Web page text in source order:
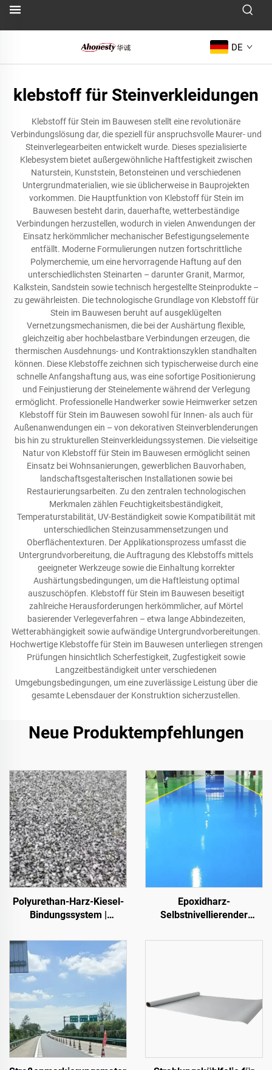
DE
klebstoff für Steinverkleidungen
Klebstoff für Stein im Bauwesen stellt eine revolutionäre
Verbindungslösung dar, die speziell für anspruchsvolle Maurer- und
Steinverlegearbeiten entwickelt wurde. Dieses spezialisierte
Klebesystem bietet außergewöhnliche Haftfestigkeit zwischen
Naturstein, Kunststein, Betonsteinen und verschiedenen
Untergrundmaterialien, wie sie üblicherweise in Bauprojekten
vorkommen. Die Hauptfunktion von Klebstoff für Stein im
Bauwesen besteht darin, dauerhafte, wetterbeständige
Verbindungen herzustellen, wodurch in vielen Anwendungen der
Einsatz herkömmlicher mechanischer Befestigungselemente
entfällt. Moderne Formulierungen nutzen fortschrittliche
Polymerchemie, um eine hervorragende Haftung auf den
unterschiedlichsten Steinarten – darunter Granit, Marmor,
Kalkstein, Sandstein sowie technisch hergestellte Steinprodukte –
zu gewährleisten. Die technologische Grundlage von Klebstoff für
Stein im Bauwesen beruht auf ausgeklügelten
Vernetzungsmechanismen, die bei der Aushärtung flexible,
gleichzeitig aber hochbelastbare Verbindungen erzeugen, die
thermischen Ausdehnungs- und Kontraktionszyklen standhalten
können. Diese Klebstoffe zeichnen sich typischerweise durch eine
schnelle Anfangshaftung aus, was eine sofortige Positionierung
und Feinjustierung der Steinelemente während der Verlegung
ermöglicht. Professionelle Handwerker sowie Heimwerker setzen
Klebstoff für Stein im Bauwesen sowohl für Innen- als auch für
Außenanwendungen ein – von dekorativen Steinverblenderungen
bis hin zu strukturellen Steinverkleidungssystemen. Die vielseitige
Natur von Klebstoff für Stein im Bauwesen ermöglicht seinen
Einsatz bei Wohnsanierungen, gewerblichen Bauvorhaben,
landschaftsgestalterischen Installationen sowie bei
Restaurierungsarbeiten. Zu den zentralen technologischen
Merkmalen zählen Feuchtigkeitsbeständigkeit,
Temperaturstabilität, UV-Beständigkeit sowie Kompatibilität mit
unterschiedlichen Steinzusammensetzungen und
Oberflächentexturen. Der Applikationsprozess umfasst die
Untergrundvorbereitung, die Auftragung des Klebstoffs mittels
geeigneter Werkzeuge sowie die Einhaltung korrekter
Aushärtungsbedingungen, um die Haftleistung optimal
auszuschöpfen. Klebstoff für Stein im Bauwesen beseitigt
zahlreiche Herausforderungen herkömmlicher, auf Mörtel
basierender Verlegeverfahren – etwa lange Abbindezeiten,
Wetterabhängigkeit sowie aufwändige Untergrundvorbereitungen.
Hochwertige Klebstoffe für Stein im Bauwesen unterliegen strengen
Prüfungen hinsichtlich Scherfestigkeit, Zugfestigkeit sowie
Langzeitbeständigkeit unter verschiedenen
Umgebungsbedingungen, um eine zuverlässige Leistung über die
gesamte Lebensdauer der Konstruktion sicherzustellen.
Neue Produktempfehlungen
Polyurethan-Harz-Kiesel-
Bindungssystem |
Polyurethan für
Landschaftsgestaltung
und Dekoration
Epoxidharz-
Selbstnivellierender
gewerbliche, industrielle